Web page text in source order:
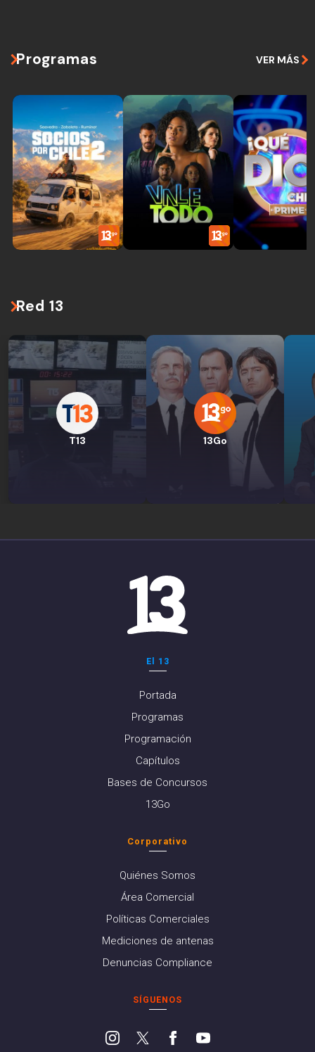
Programas VER MÁS
Red 13
T13 13Go
El 13
Portada
Programas
Programación
Capítulos
Bases de Concursos
13Go
Corporativo
Quiénes Somos
Área Comercial
Políticas Comerciales
Mediciones de antenas
Denuncias Compliance
SÍGUENOS